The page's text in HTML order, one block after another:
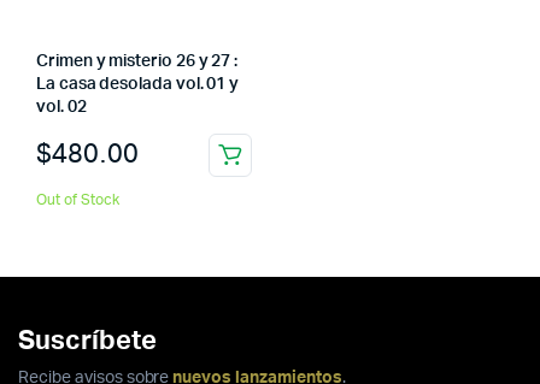
Crimen y misterio 26 y 27 :
La casa desolada vol. 01 y
vol. 02
$480.00
Out of Stock
Suscríbete
Recibe avisos sobre nuevos lanzamientos.